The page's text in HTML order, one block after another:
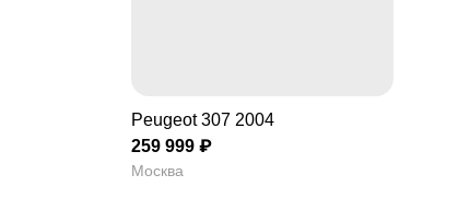
Peugeot 307 2004
259 999 ₽
Москва